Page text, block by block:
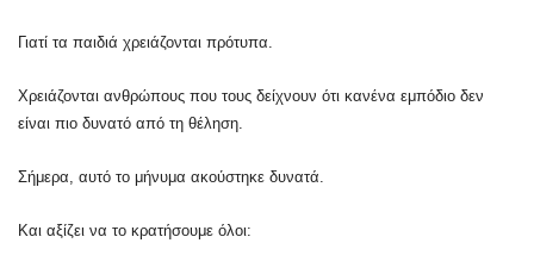
Γιατί τα παιδιά χρειάζονται πρότυπα.
Χρειάζονται ανθρώπους που τους δείχνουν ότι κανένα εμπόδιο δεν
είναι πιο δυνατό από τη θέληση.
Σήμερα, αυτό το μήνυμα ακούστηκε δυνατά.
Και αξίζει να το κρατήσουμε όλοι: